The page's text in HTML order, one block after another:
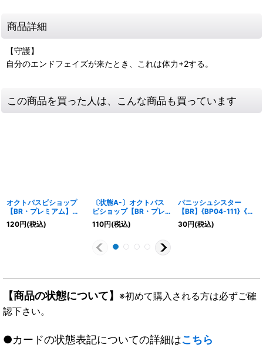
商品詳細
【守護】
自分のエンドフェイズが来たとき、これは体力+2する。
この商品を買った人は、こんな商品も買っています
オクトパスビショップ
【BR・プレミアム】
{BP04-P30}《ビショッ
プ》
120円(税込)
〔状態A-〕オクトパス
ビショップ【BR・プレ
ミアム】{BP04-P30}
《ビショップ》
110円(税込)
パニッシュシスター
【BR】{BP04-111}《ビ
ショップ》
30円(税込)
【商品の状態について】 ※初めて購入される方は必ずご確
認下さい。
●カードの状態表記についての詳細はこちら